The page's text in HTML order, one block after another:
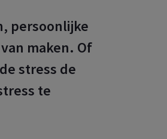
persoonlijke
maken. Of
stress de
te